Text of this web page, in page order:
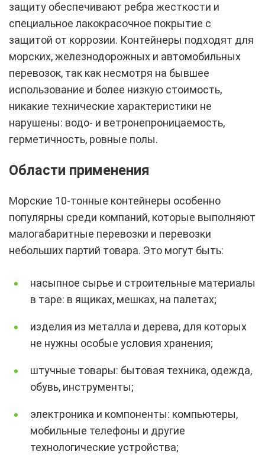
защиту обеспечивают ребра жесткости и
специальное лакокрасочное покрытие с
защитой от коррозии. Контейнеры подходят для
морских, железнодорожных и автомобильных
перевозок, так как несмотря на бывшее
использование и более низкую стоимость,
никакие технические характеристики не
нарушены: водо- и ветронепроницаемость,
герметичность, ровные полы.
Области применения
Морские 10-тонные контейнеры особенно
популярны среди компаний, которые выполняют
малогабаритные перевозки и перевозки
небольших партий товара. Это могут быть:
насыпное сырье и строительные материалы
в таре: в ящиках, мешках, на палетах;
изделия из металла и дерева, для которых
не нужны особые условия хранения;
штучные товары: бытовая техника, одежда,
обувь, инструменты;
электроника и компоненты: компьютеры,
мобильные телефоны и другие
технологические устройства;